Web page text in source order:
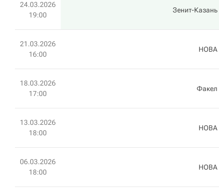
24.03.2026
19:00
Зенит-Казань
21.03.2026
16:00
HOBA
18.03.2026
17:00
Факел
13.03.2026
18:00
HOBA
06.03.2026
18:00
HOBA